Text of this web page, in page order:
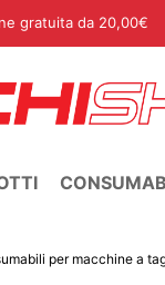
gratuita da 20,00€
per macchine a